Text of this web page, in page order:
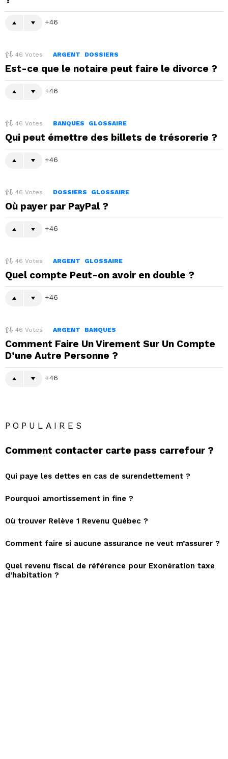
46
46 Votes ARGENT DOSSIERS
Est-ce que le notaire peut faire le divorce ?
46
46 Votes BANQUES GLOSSAIRE
Qui peut émettre des billets de trésorerie ?
46
46 Votes DOSSIERS GLOSSAIRE
Où payer par PayPal ?
46
46 Votes ARGENT GLOSSAIRE
Quel compte Peut-on avoir en double ?
46
46 Votes ARGENT BANQUES
Comment Faire Un Virement Sur Un Compte
D’une Autre Personne ?
46
POPULAIRES
Comment contacter carte pass carrefour ?
Qui paye les dettes en cas de surendettement ?
Pourquoi amortissement in fine ?
Où trouver Relève 1 Revenu Québec ?
Comment faire si aucune assurance ne veut m’assurer ?
Quel revenu fiscal de référence pour Exonération taxe
d’habitation ?